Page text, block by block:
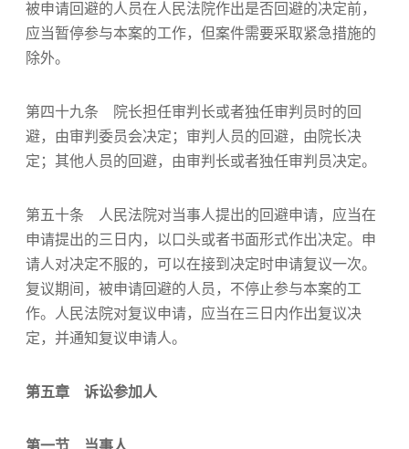
被申请回避的人员在人民法院作出是否回避的决定前，
应当暂停参与本案的工作，但案件需要采取紧急措施的
除外。
第四十九条 院长担任审判长或者独任审判员时的回
避，由审判委员会决定；审判人员的回避，由院长决
定；其他人员的回避，由审判长或者独任审判员决定。
第五十条 人民法院对当事人提出的回避申请，应当在
申请提出的三日内，以口头或者书面形式作出决定。申
请人对决定不服的，可以在接到决定时申请复议一次。
复议期间，被申请回避的人员，不停止参与本案的工
作。人民法院对复议申请，应当在三日内作出复议决
定，并通知复议申请人。
第五章 诉讼参加人
第一节 当事人